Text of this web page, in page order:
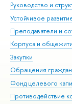
Руководство и
Устойчивое
Преподаватели и
Корпуса и
Закупки
Обращения
Фонд целевого
Противодействие